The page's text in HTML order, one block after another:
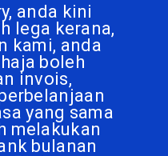
anda kini
lega kerana,
kami, anda
boleh
invois,
yang sama
melakukan
bulanan